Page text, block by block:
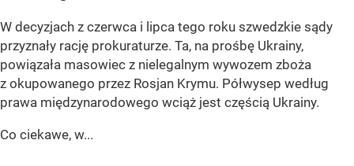
W decyzjach z czerwca i lipca tego roku szwedzkie sądy
przyznały rację prokuraturze. Ta, na prośbę Ukrainy,
powiązała masowiec z nielegalnym wywozem zboża
z okupowanego przez Rosjan Krymu. Półwysep według
prawa międzynarodowego wciąż jest częścią Ukrainy.
Co ciekawe, w...